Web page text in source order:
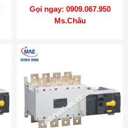
HIB491
Gọi ngay: 0909.067.950
Ms.Châu